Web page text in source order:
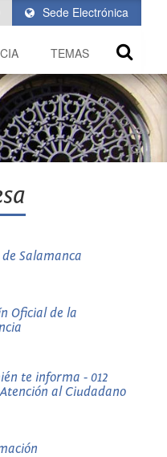
Sede Electrónica
TEMAS
de Salamanca
Oficial de la
te informa - 012
al Ciudadano